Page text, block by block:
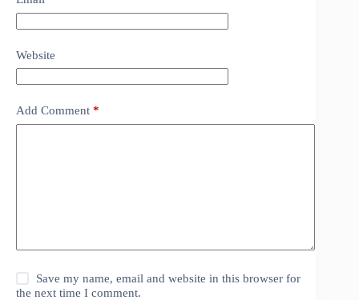
Website
Add Comment *
Save my name, email and website in this browser for
the next time I comment.